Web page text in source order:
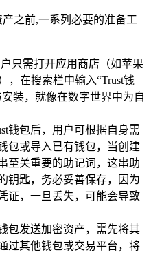
之前,一系列必要的准备工
户只需打开应用商店（如苹果
，在搜索栏中输入“Trust钱
装，就像在数字世界中为自
钱包后，用户可根据自身需
包或导入已有钱包，当创建
至关重要的助记词，这串助
钥匙，务必妥善保存，因为
证，一旦丢失，可能会导致
包发送加密资产，需先将其
过其他钱包或交易平台，将